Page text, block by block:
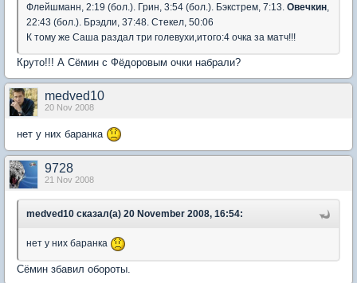
Флейшманн, 2:19 (бол.). Грин, 3:54 (бол.). Бэкстрем, 7:13. Овечкин
22:43 (бол.). Брэдли, 37:48. Стекел, 50:06
К тому же Саша раздал три голевухи,итого:4 очка за матч!!!
Круто!!! А Сёмин с Фёдоровым очки набрали?
medved10
20 Nov 2008
нет у них баранка
9728
21 Nov 2008
medved10 сказал(а) 20 November 2008, 16:54:
нет у них баранка
Сёмин збавил обороты.